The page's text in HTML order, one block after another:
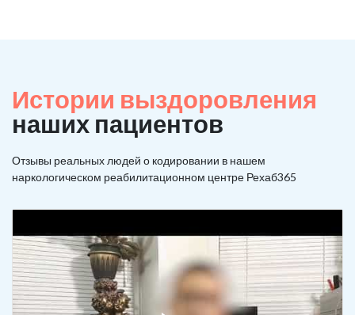
Истории выздоровления
наших пациентов
Отзывы реальных людей о кодировании в нашем
наркологическом реабилитационном центре Рехаб365